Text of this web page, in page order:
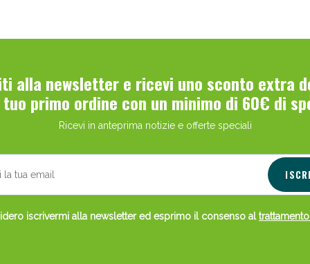
alla newsletter e ricevi uno sconto extra
primo ordine con un minimo di 60€ di
Ricevi in anteprima notizie e offerte speciali
iscrivermi alla newsletter ed esprimo il consenso al
Urinarie e Prostata: Sconti fino al 45%